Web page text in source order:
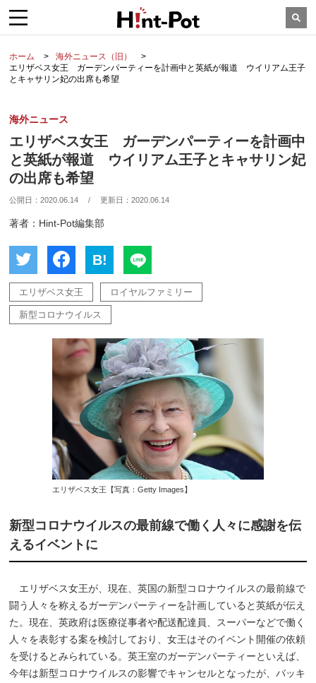
ホーム
海外ニュース（旧）
エリザベス女王 ガーデンパーティーを計画中と英紙が報道 ウイリアム王子
とキャサリン妃の出席も希望
海外ニュース
エリザベス女王 ガーデンパーティーを計画中
と英紙が報道 ウイリアム王子とキャサリン妃
の出席も希望
公開日：2020.06.14 / 更新日：2020.06.14
著者：Hint-Pot編集部
B!
エリザベス女王 ロイヤルファミリー
新型コロナウイルス
エリザベス女王【写真：Getty Images】
新型コロナウイルスの最前線で働く人々に感謝を伝
えるイベントに
エリザベス女王が、現在、英国の新型コロナウイルスの最前線で
闘う人々を称えるガーデンパーティーを計画していると英紙が伝え
た。現在、英政府は医療従事者や配送配達員、スーパーなどで働く
人々を表彰する案を検討しており、女王はそのイベント開催の依頼
を受けるとみられている。英王室のガーデンパーティーといえば、
今年は新型コロナウイルスの影響でキャンセルとなったが、バッキ